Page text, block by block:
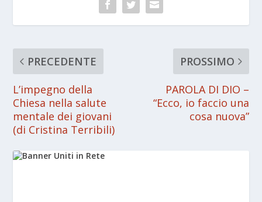
PRECEDENTE
L’impegno della
Chiesa nella salute
mentale dei giovani
(di Cristina Terribili)
PROSSIMO
PAROLA DI DIO –
“Ecco, io faccio una
cosa nuova”